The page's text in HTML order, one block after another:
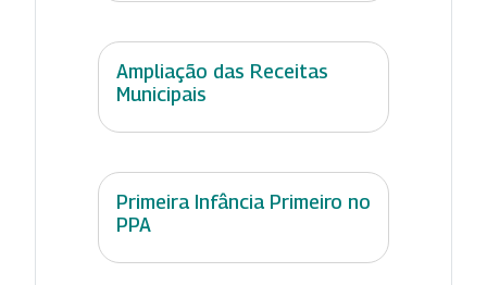
Ampliação das Receitas
Municipais
Primeira Infância Primeiro no
PPA